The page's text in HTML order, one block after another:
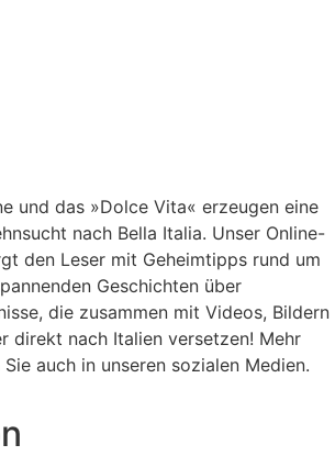
und das »Dolce Vita« erzeugen eine
nach Bella Italia. Unser Online-
den Leser mit Geheimtipps rund um
Geschichten über
die zusammen mit Videos, Bildern
direkt nach Italien versetzen! Mehr
auch in unseren sozialen Medien.